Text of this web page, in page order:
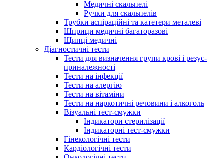
Медичні скальпелі
Ручки для скальпелів
Трубки аспіраційні та катетери металеві
Шприци медичні багаторазові
Щипці медичні
Діагностичні тести
Тести для визначення групи крові і резус-
приналежності
Тести на інфекції
Тести на алергію
Тести на вітаміни
Тести на наркотичні речовини і алкоголь
Візуальні тест-смужки
Індикатори стерилізації
Індикаторні тест-смужки
Гінекологічні тести
Кардіологічні тести